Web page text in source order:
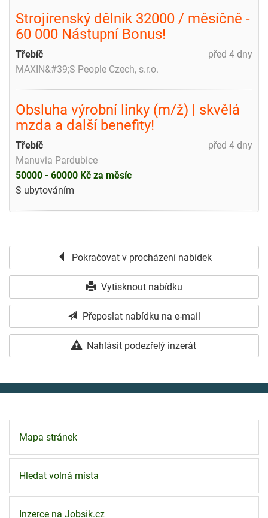
Strojírenský dělník 32000 / měsíčně -
60 000 Nástupní Bonus!
před 4 dny
Třebíč
MAXIN&#39;S People Czech, s.r.o.
Obsluha výrobní linky (m/ž) | skvělá
mzda a další benefity!
před 4 dny
Třebíč
Manuvia Pardubice
50000 - 60000 Kč za měsíc
S ubytováním
Pokračovat v procházení nabídek
Vytisknout nabídku
Přeposlat nabídku na e-mail
Nahlásit podezřelý inzerát
Mapa stránek
Hledat volná místa
Inzerce na Jobsik.cz